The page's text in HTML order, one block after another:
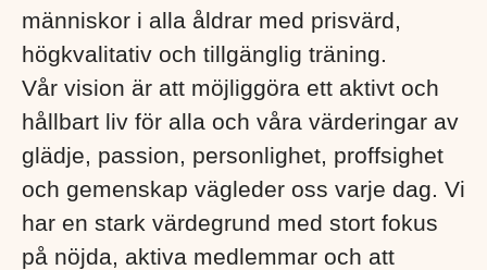
människor i alla åldrar med prisvärd,
högkvalitativ och tillgänglig träning.
Vår vision är att möjliggöra ett aktivt och
hållbart liv för alla och våra värderingar av
glädje, passion, personlighet, proffsighet
och gemenskap vägleder oss varje dag. Vi
har en stark värdegrund med stort fokus
på nöjda, aktiva medlemmar och att